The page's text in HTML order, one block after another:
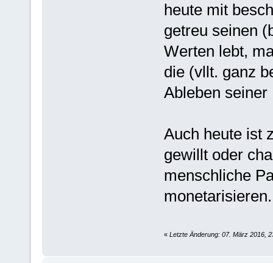
heute mit
getreu seinen
Werten lebt,
die (vllt. ganz
Ableben seiner
Auch heute ist
gewillt oder
menschliche
monetarisieren.
« Letzte Änderung: 07. März 2016,